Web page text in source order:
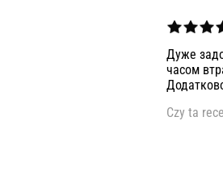
Дуже
часом
Czy ta